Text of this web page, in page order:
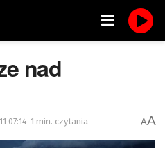
nad
07:14 1 min. czytania AA